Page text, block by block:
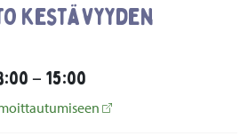
kestävyyden
– 15:00